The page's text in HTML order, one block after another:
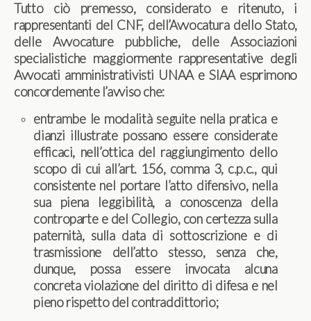
Tutto ciò premesso, considerato e ritenuto, i
rappresentanti del CNF, dell’Avvocatura dello Stato,
delle Avvocature pubbliche, delle Associazioni
specialistiche maggiormente rappresentative degli
Avvocati amministrativisti UNAA e SIAA esprimono
concordemente l’avviso che:
entrambe le modalità seguite nella pratica e
dianzi illustrate possano essere considerate
efficaci, nell’ottica del raggiungimento dello
scopo di cui all’art. 156, comma 3, c.p.c., qui
consistente nel portare l’atto difensivo, nella
sua piena leggibilità, a conoscenza della
controparte e del Collegio, con certezza sulla
paternità, sulla data di sottoscrizione e di
trasmissione dell’atto stesso, senza che,
dunque, possa essere invocata alcuna
concreta violazione del diritto di difesa e nel
pieno rispetto del contraddittorio;